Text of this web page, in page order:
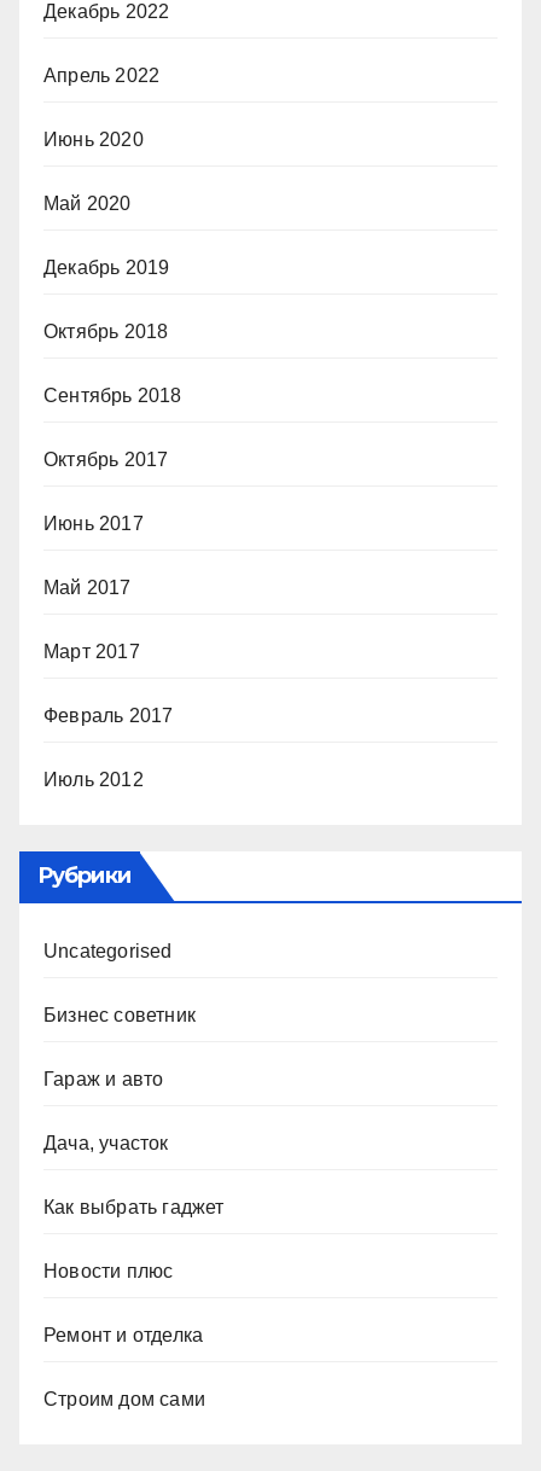
Декабрь 2022
Апрель 2022
Июнь 2020
Май 2020
Декабрь 2019
Октябрь 2018
Сентябрь 2018
Октябрь 2017
Июнь 2017
Май 2017
Март 2017
Февраль 2017
Июль 2012
Рубрики
Uncategorised
Бизнес советник
Гараж и авто
Дача, участок
Как выбрать гаджет
Новости плюс
Ремонт и отделка
Строим дом сами